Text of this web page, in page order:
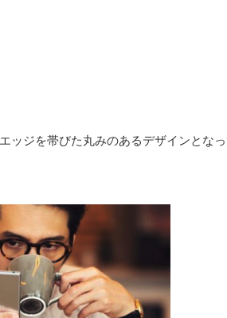
ジを帯びた丸みのあるデザインとなっ